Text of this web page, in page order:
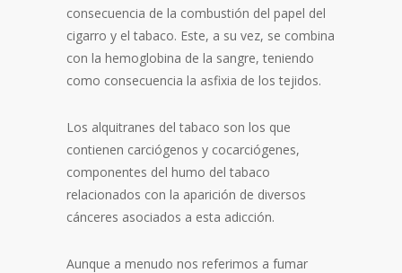
consecuencia de la combustión del papel del
cigarro y el tabaco. Este, a su vez, se combina
con la hemoglobina de la sangre, teniendo
como consecuencia la asfixia de los tejidos.
Los alquitranes del tabaco son los que
contienen carciógenos y cocarciógenes,
componentes del humo del tabaco
relacionados con la aparición de diversos
cánceres asociados a esta adicción.
Aunque a menudo nos referimos a fumar